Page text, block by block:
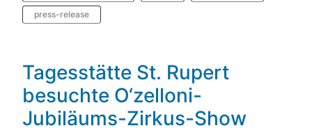
press-release
Tagesstätte St. Rupert
besuchte O‘zelloni-
Jubiläums-Zirkus-Show